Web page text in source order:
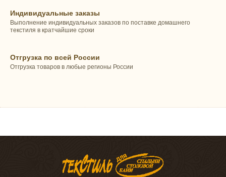
Индивидуальные заказы
Выполнение индивидуальных заказов по поставке домашнего
текстиля в кратчайшие сроки
Отгрузка по всей России
Отгрузка товаров в любые регионы России